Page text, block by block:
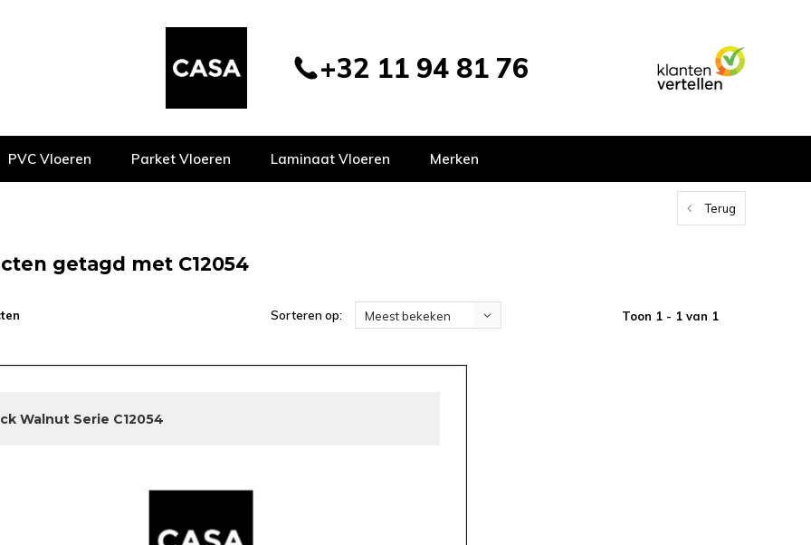
+32 11 94 81 76
PVC Vloeren Parket Vloeren Laminaat Vloeren Merken
Terug
getagd met C12054
Sorteren op: Meest bekeken Toon 1 - 1 van 1
Walnut Serie C12054